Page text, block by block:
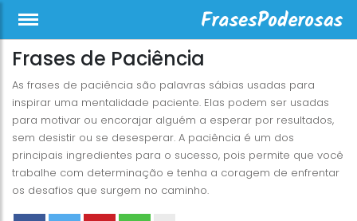
Frases de Paciência
As frases de paciência são palavras sábias usadas para
inspirar uma mentalidade paciente. Elas podem ser usadas
para motivar ou encorajar alguém a esperar por resultados,
sem desistir ou se desesperar. A paciência é um dos
principais ingredientes para o sucesso, pois permite que você
trabalhe com determinação e tenha a coragem de enfrentar
os desafios que surgem no caminho.